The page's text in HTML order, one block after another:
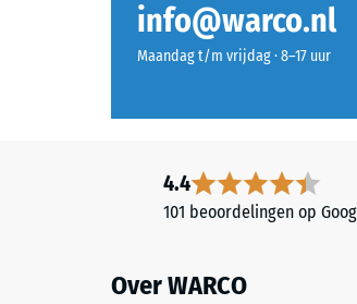
dien-
monomeer),
UV-
polyurethaan.
zorgt
info@warco.nl
Maandag t/m vrijdag · 8–17 uur
4.4
101 beoordelingen op
Over WARCO